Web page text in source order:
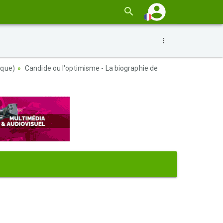
Candide ou l'optimisme - La biographie de